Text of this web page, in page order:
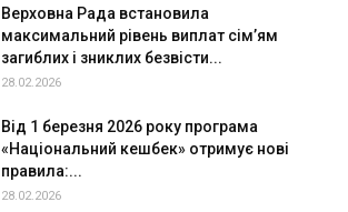
Верховна Рада встановила
максимальний рівень виплат сім’ям
загиблих і зниклих безвісти...
28.02.2026
Від 1 березня 2026 року програма
«Національний кешбек» отримує нові
правила:...
28.02.2026